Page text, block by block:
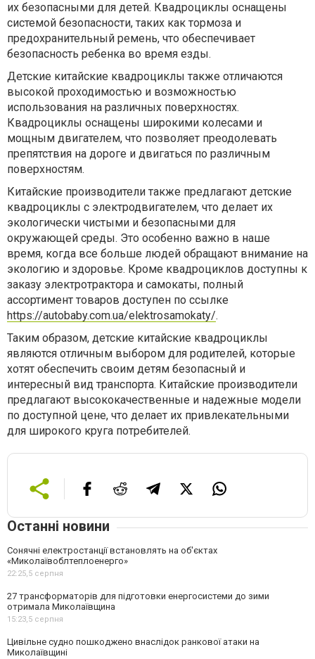
их безопасными для детей. Квадроциклы оснащены
системой безопасности, таких как тормоза и
предохранительный ремень, что обеспечивает
безопасность ребенка во время езды.
Детские китайские квадроциклы также отличаются
высокой проходимостью и возможностью
использования на различных поверхностях.
Квадроциклы оснащены широкими колесами и
мощным двигателем, что позволяет преодолевать
препятствия на дороге и двигаться по различным
поверхностям.
Китайские производители также предлагают детские
квадроциклы с электродвигателем, что делает их
экологически чистыми и безопасными для
окружающей среды. Это особенно важно в наше
время, когда все больше людей обращают внимание на
экологию и здоровье. Кроме квадроциклов доступны к
заказу электротрактора и самокаты, полный
ассортимент товаров доступен по ссылке
https://autobaby.com.ua/elektrosamokaty/.
Таким образом, детские китайские квадроциклы
являются отличным выбором для родителей, которые
хотят обеспечить своим детям безопасный и
интересный вид транспорта. Китайские производители
предлагают высококачественные и надежные модели
по доступной цене, что делает их привлекательными
для широкого круга потребителей.
Останні новини
Сонячні електростанції встановлять на об'єктах
«Миколаївоблтеплоенерго»
22:25,5 серпня
27 трансформаторів для підготовки енергосистеми до зими
отримала Миколаївщина
15:23,5 серпня
Цивільне судно пошкоджено внаслідок ранкової атаки на
Миколаївщині